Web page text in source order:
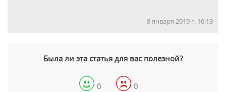
8 января 2019 г. 16:13
Была ли эта статья для вас полезной?
0 0